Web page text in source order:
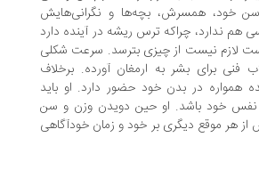
همسرش، بچه‌ها و نگرانی‌هایش
چراکه ترس ریشه در آینده دارد
نیست از چیزی بترسد. سرعت شکلی
بشر به ارمغان آورده. برخلاف
در بدن خود حضور دارد. او باید
باشد. او حین دویدن وزن و سن
موقع دیگری بر خود و زمان خودآگاهی